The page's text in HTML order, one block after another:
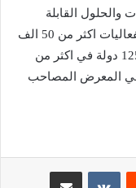
والحلول القابلة
للتنفيذ ، ومن المنتظر ان يشارك في هذه الفعاليات اكثر من 50 الف
مشارك و 1000 متحدث رفيع المستوى من 125 دولة في اكثر من
، علاوة على 800 عارض في المعرض المصاحب